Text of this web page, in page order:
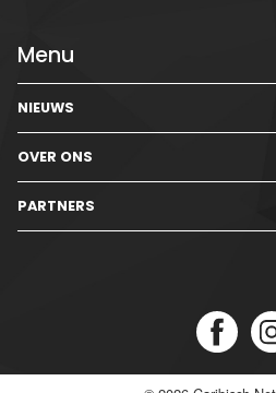
Menu
NIEUWS
OVER ONS
PARTNERS